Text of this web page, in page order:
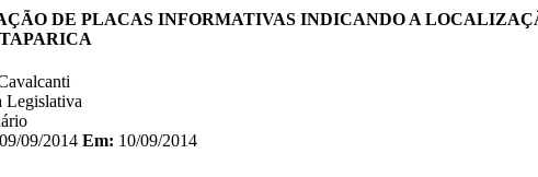
DE PLACAS INFORMATIVAS INDICANDO A
Legislativa
09/2014 Em: 10/09/2014